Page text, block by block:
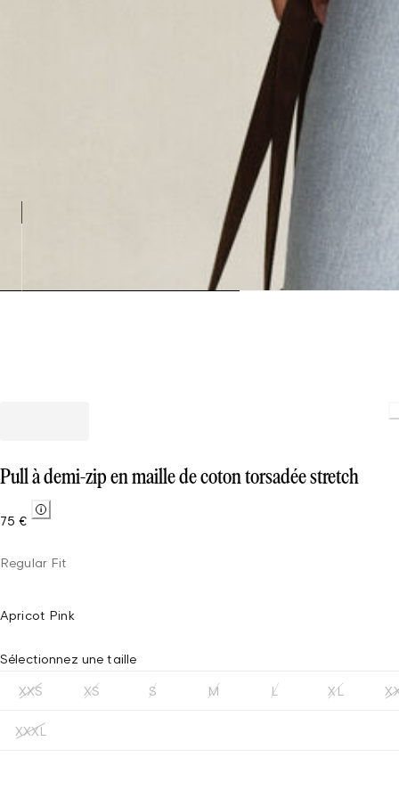
Pull à demi-zip en maille de coton torsadée stretch
75 €
Regular Fit
Apricot Pink
Sélectionnez une taille
XXS XS S M L XL
XXXL